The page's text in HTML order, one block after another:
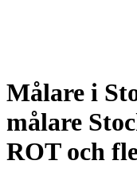
Målare i
målare
ROT och